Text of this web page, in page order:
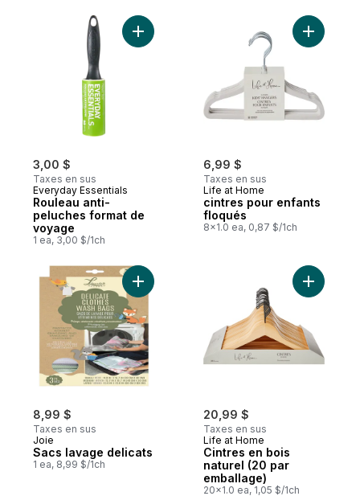
3,00 $
Taxes en sus
Everyday Essentials
Rouleau anti-
peluches format de
voyage
1 ea, 3,00 $/1ch
Ajouter Rouleau anti-peluches format de
6,99 $
Taxes en sus
Life at Home
cintres pour enfants
floqués
8x1.0 ea, 0,87 $/1ch
Ajouter
8,99 $
Taxes en sus
Joie
Sacs lavage delicats
1 ea, 8,99 $/1ch
Ajouter Sacs lavage delicats au panier
20,99 $
Taxes en sus
Life at Home
Cintres en bois
naturel (20 par
emballage)
20x1.0 ea, 1,05 $/1ch
Ajouter